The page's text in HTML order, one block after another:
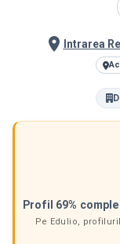
Intrarea
Profil 69%
Pe Edulio,